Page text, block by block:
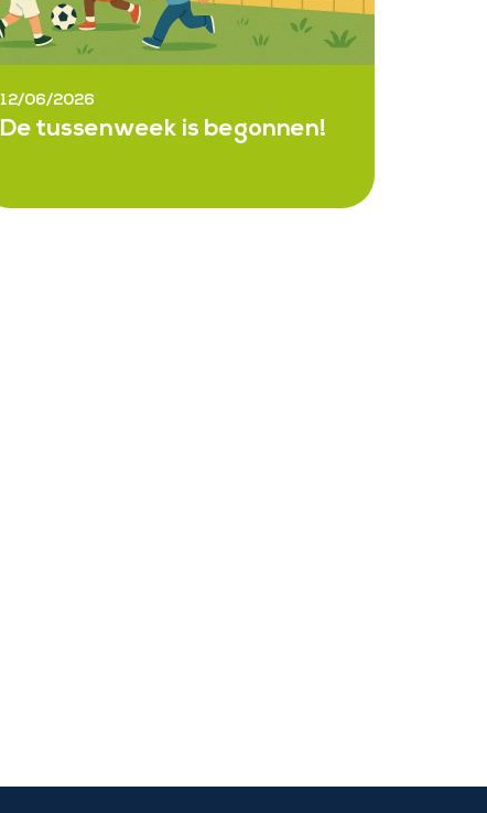
12/06/2026
De tussenweek is begonnen!